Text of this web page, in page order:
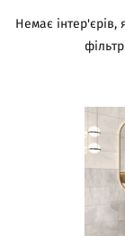
Немає інтер'єрів,